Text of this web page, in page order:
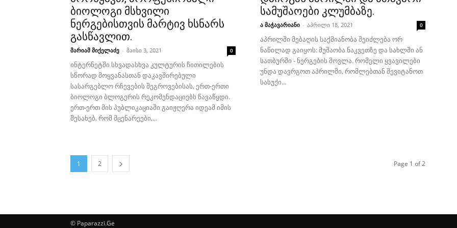
ბიოლოგი მსხვილი
ნერგებისთვის მარტივ ხსნარს
გასწავლით.
მარიამ მიქელაძე - მაისი 3, 2021 0
ინტერნეტში სხვადასხვა კულტურის ჩითილების
სწორად მოყვანასთან დაკავშირებული
სასარგებლო რჩევების შეგროვებისას, ერთ-ერთი
ბიოლოგი ბლოგერის რეკომენდაციებს წავაწყდი.
ერთ-ერთ მის პუბლიკაციაში გაიჟღერა იდეამ იმის
შესახებ, რომ მცენარეები,...
სამუშაოები კლუმბაზე.
ა მაჭავარიანი - აპრილი 18, 2021 0
აპრილში მებაღის საქმიანობა შეიძლება ორ
ნაწილად გაიყოს: მუშაობა ნაკვეთზე და სახლში ან
სათბურში - ნერგების მოვლა. რომელი ყვავილები
უნდა დავრგოთ აპრილში, რომლებთან შევიტანოთ
სასუქი...
1 2 Page 1 of 2
© Paparazzi.Ge